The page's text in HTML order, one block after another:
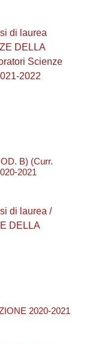
di laurea
DELLA
Scienze
2022
B) (Curr.
2021
di laurea /
DELLA
2020-2021